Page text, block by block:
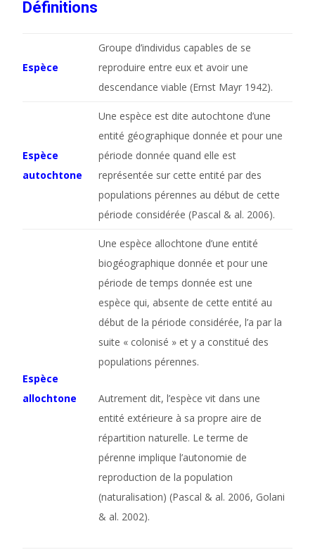
Définitions
Espèce
Groupe d’individus capables de se
reproduire entre eux et avoir une
descendance viable (Ernst Mayr 1942).
Espèce
autochtone
Une espèce est dite autochtone d’une
entité géographique donnée et pour une
période donnée quand elle est
représentée sur cette entité par des
populations pérennes au début de cette
période considérée (Pascal & al. 2006).
Espèce
allochtone
Une espèce allochtone d’une entité
biogéographique donnée et pour une
période de temps donnée est une
espèce qui, absente de cette entité au
début de la période considérée, l’a par la
suite « colonisé » et y a constitué des
populations pérennes.
Autrement dit, l’espèce vit dans une
entité extérieure à sa propre aire de
répartition naturelle. Le terme de
pérenne implique l’autonomie de
reproduction de la population
(naturalisation) (Pascal & al. 2006, Golani
& al. 2002).